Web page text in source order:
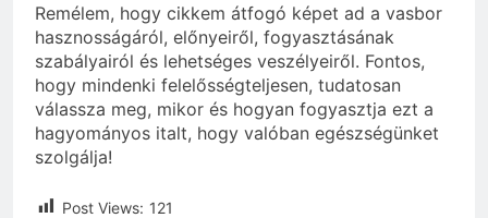
Remélem, hogy cikkem átfogó képet ad a vasbor
hasznosságáról, előnyeiről, fogyasztásának
szabályairól és lehetséges veszélyeiről. Fontos,
hogy mindenki felelősségteljesen, tudatosan
válassza meg, mikor és hogyan fogyasztja ezt a
hagyományos italt, hogy valóban egészségünket
szolgálja!
Post Views: 121